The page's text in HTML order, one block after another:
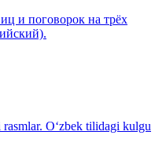
и поговорок на трёх
O‘zbek tilidagi kulgu